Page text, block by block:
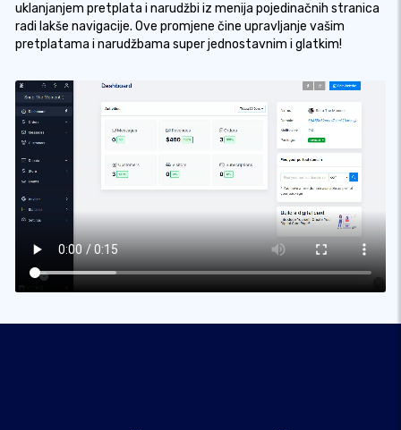
uklanjanjem pretplata i narudžbi iz menija pojedinačnih stranica
radi lakše navigacije. Ove promjene čine upravljanje vašim
pretplatama i narudžbama super jednostavnim i glatkim!